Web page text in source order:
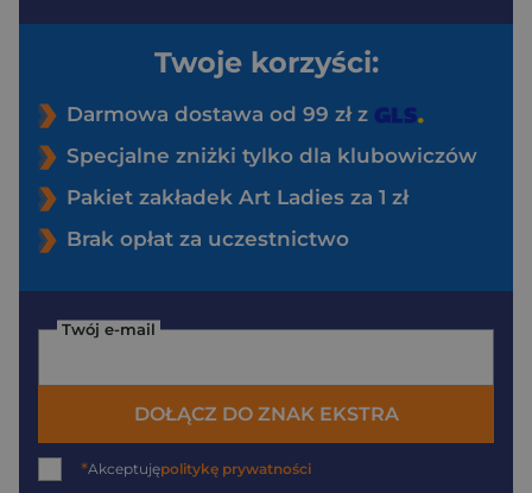
Twoje korzyści:
Darmowa dostawa od 99 zł z
Specjalne zniżki tylko dla klubowiczów
Pakiet zakładek Art Ladies za 1 zł
Brak opłat za uczestnictwo
Twój e-mail
DOŁĄCZ DO ZNAK EKSTRA
*Akceptujępolitykę prywatności